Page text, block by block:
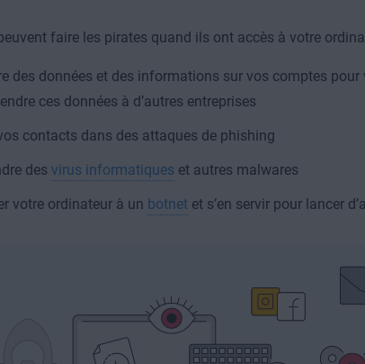
faire les pirates quand ils ont accès à votre
des données et des informations sur vos comptes pour
ces données à d’autres entreprises
contacts dans des attaques de phishing
des virus informatiques et autres malwares
votre ordinateur à un botnetet s’en servir pour lancer